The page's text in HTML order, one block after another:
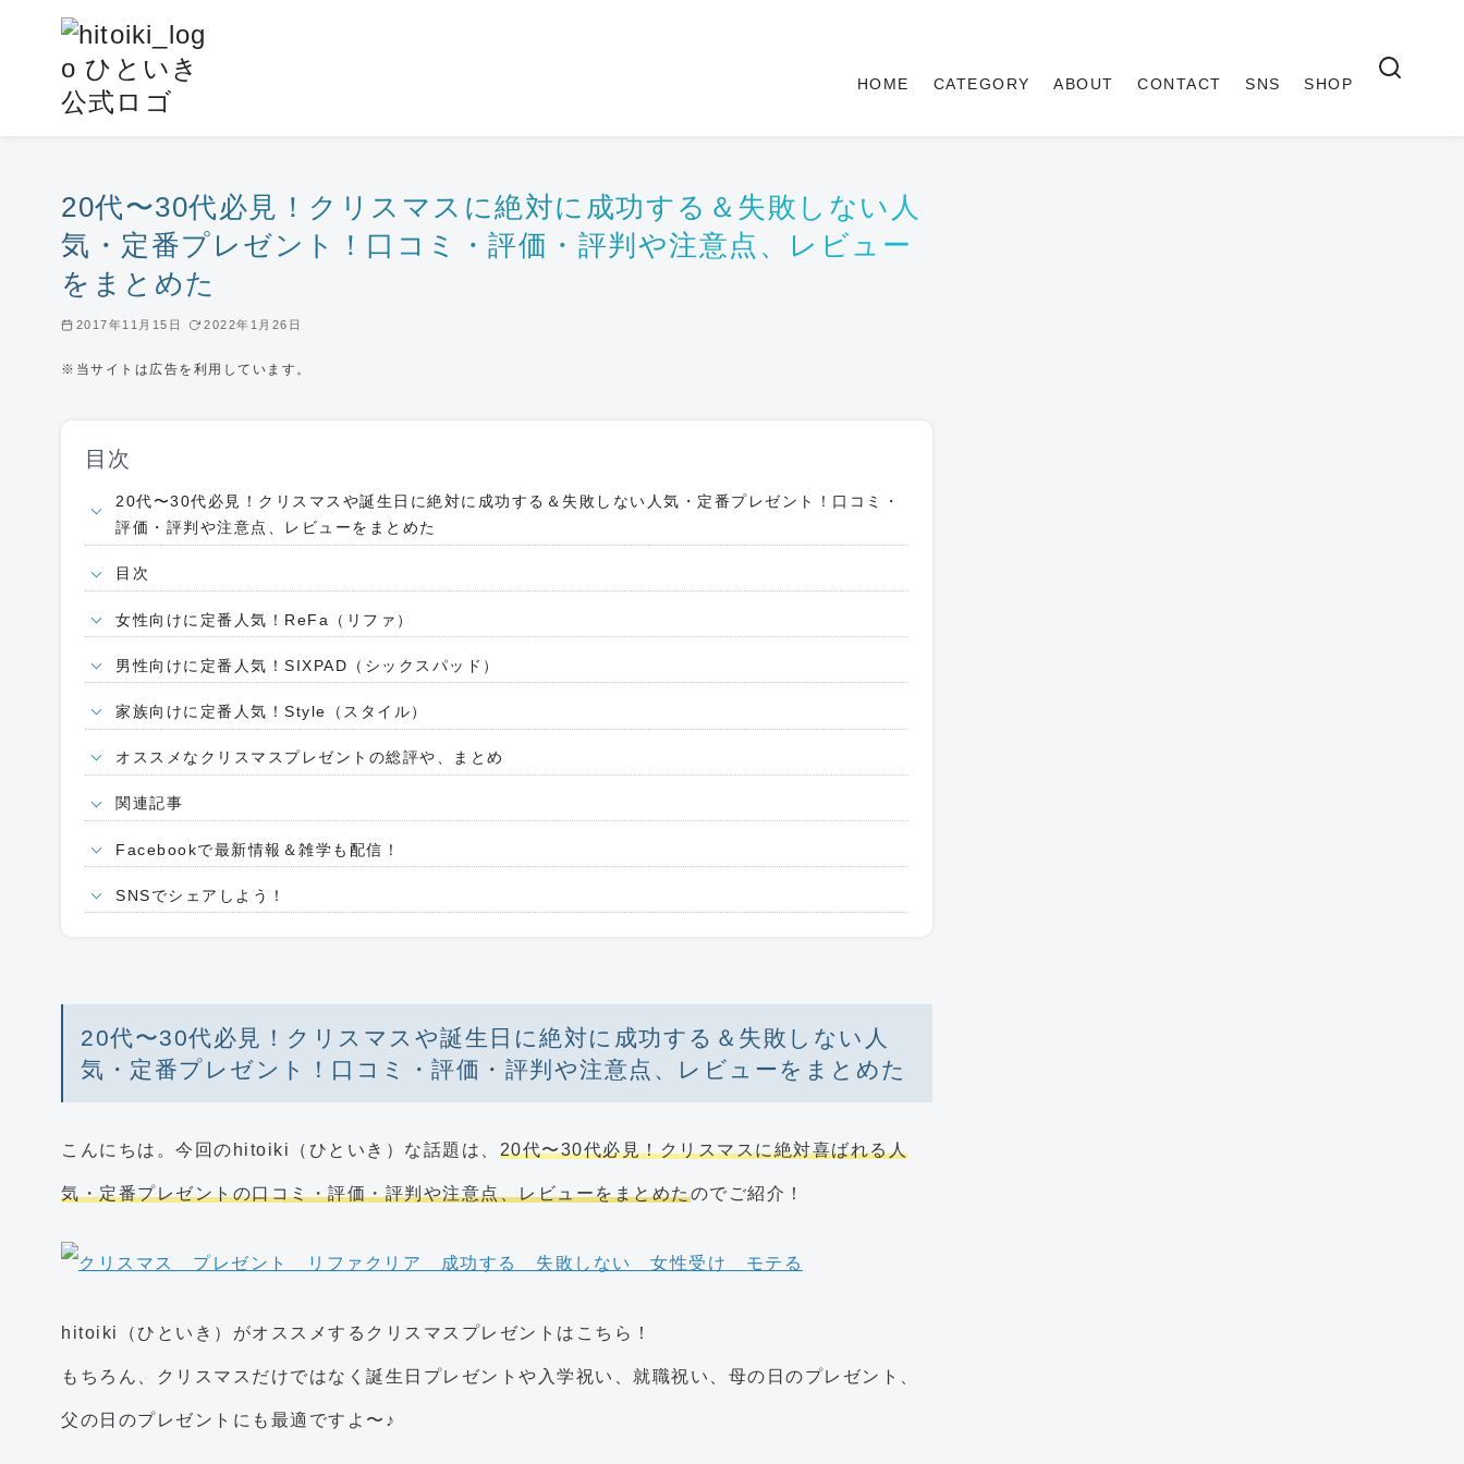
HOME CATEGORY ABOUT CONTACT SNS SHOP
20代〜30代必見！クリスマスに絶対に成功する＆失敗しない人
気・定番プレゼント！口コミ・評価・評判や注意点、レビュー
をまとめた
2017年11月15日 2022年1月26日
※当サイトは広告を利用しています。
目次
20代〜30代必見！クリスマスや誕生日に絶対に成功する＆失敗しない人気・定番プレゼント！口コミ・
評価・評判や注意点、レビューをまとめた
目次
女性向けに定番人気！ReFa（リファ）
男性向けに定番人気！SIXPAD（シックスパッド）
家族向けに定番人気！Style（スタイル）
オススメなクリスマスプレゼントの総評や、まとめ
関連記事
Facebookで最新情報＆雑学も配信！
SNSでシェアしよう！
20代〜30代必見！クリスマスや誕生日に絶対に成功する＆失敗しない人
気・定番プレゼント！口コミ・評価・評判や注意点、レビューをまとめた
こんにちは。今回のhitoiki（ひといき）な話題は、 20代〜30代必見！クリスマスに絶対喜ばれる人
気・定番プレゼントの口コミ・評価・評判や注意点、レビューをまとめたのでご紹介！
hitoiki（ひといき）がオススメするクリスマスプレゼントはこちら！
もちろん、クリスマスだけではなく誕生日プレゼントや入学祝い、就職祝い、母の日のプレゼント、
父の日のプレゼントにも最適ですよ〜♪